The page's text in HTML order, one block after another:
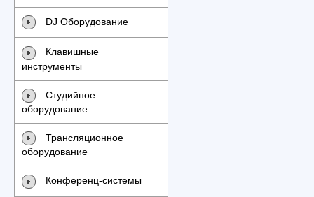
DJ Оборудование
Клавишные
инструменты
Студийное
оборудование
Трансляционное
оборудование
Конференц-системы